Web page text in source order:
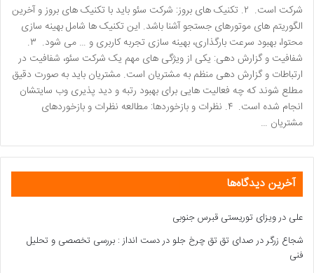
شرکت است. ۲. تکنیک های بروز: شرکت سئو باید با تکنیک های بروز و آخرین
الگوریتم های موتورهای جستجو آشنا باشد. این تکنیک ها شامل بهینه سازی
محتوا، بهبود سرعت بارگذاری، بهینه سازی تجربه کاربری و … می شود. ۳.
شفافیت و گزارش دهی: یکی از ویژگی های مهم یک شرکت سئو، شفافیت در
ارتباطات و گزارش دهی منظم به مشتریان است. مشتریان باید به صورت دقیق
مطلع شوند که چه فعالیت هایی برای بهبود رتبه و دید پذیری وب سایتشان
انجام شده است. ۴. نظرات و بازخوردها: مطالعه نظرات و بازخوردهای
مشتریان …
آخرین دیدگاه‌ها
علی درویزای توریستی قبرس جنوبی
شجاع زرگردرصدای تق تق چرخ جلو در دست انداز : بررسی تخصصی و تحلیل
فنی